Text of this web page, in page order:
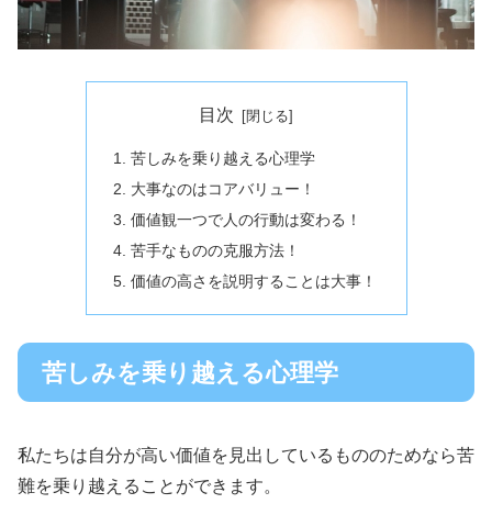
目次
苦しみを乗り越える心理学
大事なのはコアバリュー！
価値観一つで人の行動は変わる！
苦手なものの克服方法！
価値の高さを説明することは大事！
苦しみを乗り越える心理学
私たちは自分が高い価値を見出しているもののためなら苦
難を乗り越えることができます。